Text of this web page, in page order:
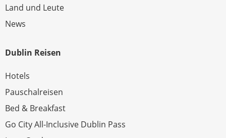
Land und Leute
News
Dublin Reisen
Hotels
Pauschalreisen
Bed & Breakfast
Go City All-Inclusive Dublin Pass